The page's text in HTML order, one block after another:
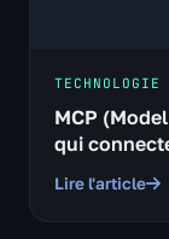
TECHNOLOGIE
MCP
qui
Lire l'article